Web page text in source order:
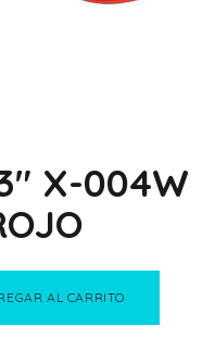
X-004W
AL CARRITO